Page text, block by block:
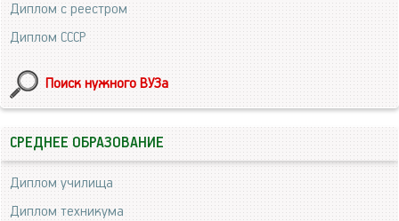
Диплом с реестром
Диплом СССР
Поиск нужного ВУЗа
СРЕДНЕЕ ОБРАЗОВАНИЕ
Диплом училища
Диплом техникума